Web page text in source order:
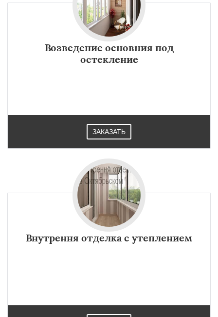
Возведение основния под
остекление
ЗАКАЗАТЬ
Внутрення отделка с утеплением